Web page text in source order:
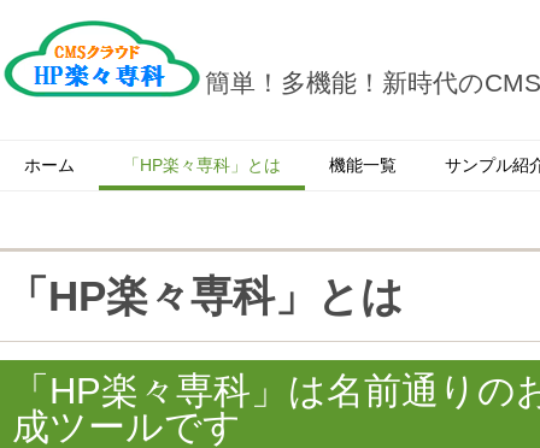
簡単！多機能！新時代の
ホーム 「HP楽々専科」とは 機能一覧 サンプル紹
「HP楽々専科」とは
「HP楽々専科」は名前通り
成ツールです